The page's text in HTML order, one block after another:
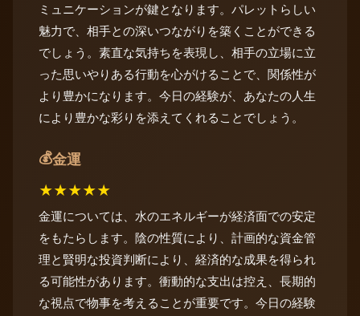
ミュニケーションが鍵となります。パレットらしい
魅力で、相手との深いつながりを築くことができる
でしょう。素直な気持ちを表現し、相手の立場に立
った思いやりある行動を心がけることで、関係性が
より豊かになります。今日の経験が、あなたの人生
により豊かな彩りを添えてくれることでしょう。
💰金運
★★★★★
金運については、水のエネルギーが経済面での安定
をもたらします。陰の性質により、計画的な資金管
理と賢明な投資判断により、経済的な成果を得られ
る可能性があります。衝動的な支出は控え、長期的
な視点で物事を考えることが重要です。今日の経験